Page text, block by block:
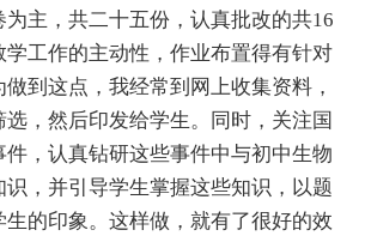
主，共二十五份，认真批改的共16
学工作的主动性，作业布置得有针对
到这点，我经常到网上收集资料，
，然后印发给学生。同时，关注国
件，认真钻研这些事件中与初中生物
，并引导学生掌握这些知识，以题
生的印象。这样做，就有了很好的效